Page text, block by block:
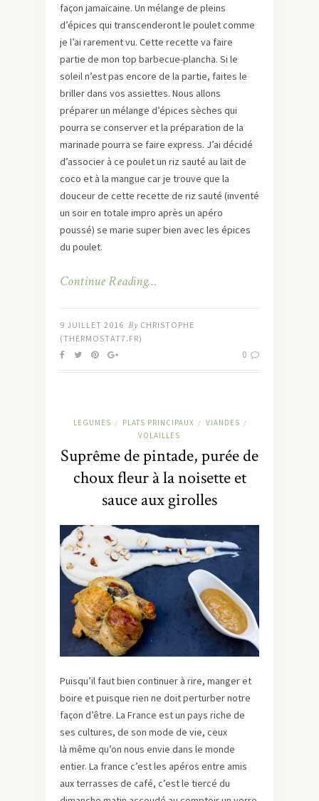
façon jamaïcaine. Un mélange de pleins
d’épices qui transcenderont le poulet comme
je l’ai rarement vu. Cette recette va faire
partie de mon top barbecue-plancha. Si le
soleil n’est pas encore de la partie, faites le
briller dans vos assiettes. Nous allons
préparer un mélange d’épices sèches qui
pourra se conserver et la préparation de la
marinade pourra se faire express. J’ai décidé
d’associer à ce poulet un riz sauté au lait de
coco et à la mangue car je trouve que la
douceur de cette recette de riz sauté (inventé
un soir en totale impro après un apéro
poussé) se marie super bien avec les épices
du poulet.
Continue Reading…
9 JUILLET 2016 By CHRISTOPHE
(THERMOSTAT7.FR)
0
LEGUMES / PLATS PRINCIPAUX / VIANDES /
VOLAILLES
Suprême de pintade, purée de
choux fleur à la noisette et
sauce aux girolles
Puisqu’il faut bien continuer à rire, manger et
boire et puisque rien ne doit perturber notre
façon d’être. La France est un pays riche de
ses cultures, de son mode de vie, ceux
là même qu’on nous envie dans le monde
entier. La france c’est les apéros entre amis
aux terrasses de café, c’est le tiercé du